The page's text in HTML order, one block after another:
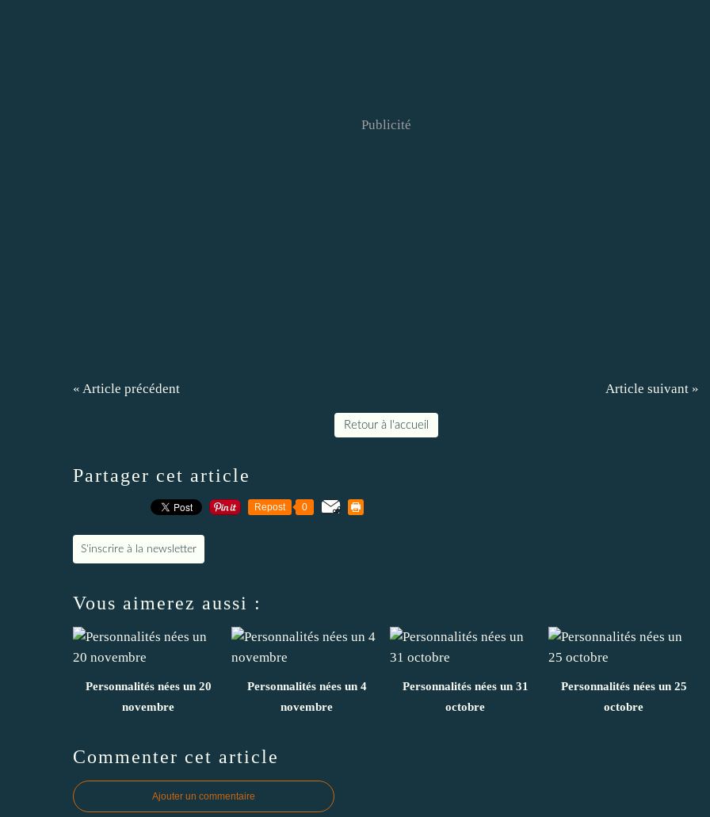
Publicité
« Article précédent Article suivant »
Retour à l'accueil
Partager cet article
Repost 0
S'inscrire à la newsletter
Vous aimerez aussi :
Personnalités nées un 20
novembre
Personnalités nées un 4
novembre
Personnalités nées un 31
octobre
Personnalités nées un 25
octobre
Commenter cet article
Ajouter un commentaire